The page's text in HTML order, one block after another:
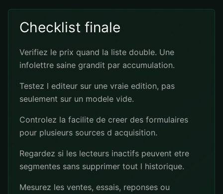
Checklist finale
Verifiez le prix quand la liste double. Une
infolettre saine grandit par accumulation.
Testez l editeur sur une vraie edition, pas
seulement sur un modele vide.
Controlez la facilite de creer des formulaires
pour plusieurs sources d acquisition.
Regardez si les lecteurs inactifs peuvent etre
segmentes sans supprimer tout l historique.
Mesurez les ventes, essais, reponses ou